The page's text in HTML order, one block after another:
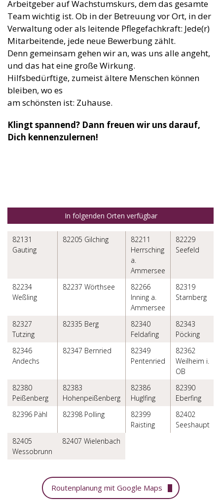
Arbeitgeber auf Wachstumskurs, dem das gesamte
Team wichtig ist. Ob in der Betreuung vor Ort, in der
Verwaltung oder als leitende Pflegefachkraft: Jede(r)
Mitarbeitende, jede neue Bewerbung zählt.
Denn gemeinsam gehen wir an, was uns alle angeht,
und das hat eine große Wirkung.
Hilfsbedürftige, zumeist ältere Menschen können
bleiben, wo es
am schönsten ist: Zuhause.
Klingt spannend? Dann freuen wir uns darauf,
Dich kennenzulernen!
In folgenden Orten verfügbar
82131
Gauting
82205 Gilching
82211
Herrsching
a.
Ammersee
82229
Seefeld
82234
Weßling
82237 Wörthsee
82266
Inning a.
Ammersee
82319
Starnberg
82327
Tutzing
82335 Berg
82340
Feldafing
82343
Pöcking
82346
Andechs
82347 Bernried
82349
Pentenried
82362
Weilheim i.
OB
82380
Peißenberg
82383
Hohenpeißenberg
82386
Huglfing
82390
Eberfing
82396 Pähl
82398 Polling
82399
Raisting
82402
Seeshaupt
82405
Wessobrunn
82407 Wielenbach
Routenplanung mit Google Maps